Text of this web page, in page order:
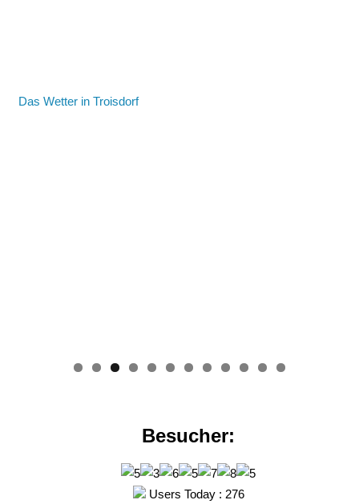
Das Wetter in Troisdorf
0 1 2
Besucher:
Users Today : 276